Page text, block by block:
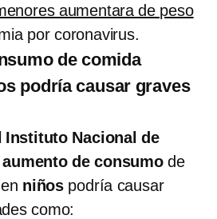
aumentara de peso
por coronavirus.
de comida
podría causar graves
Instituto Nacional de
aumento de consumode
en niños podría causar
como: